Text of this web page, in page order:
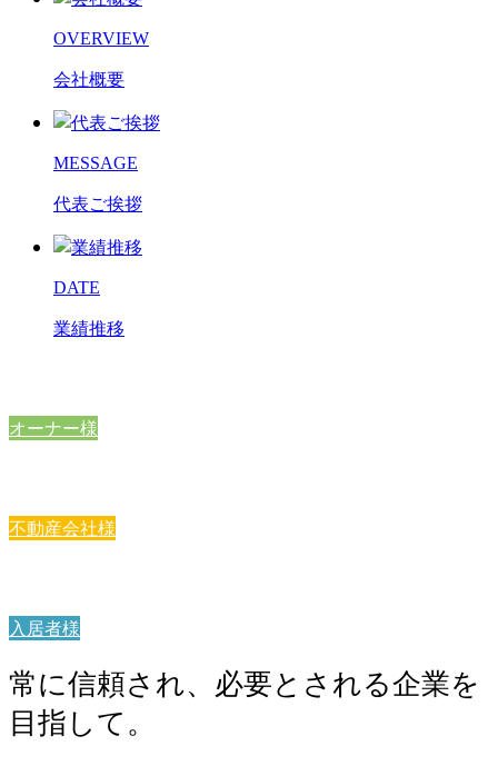
OVERVIEW
会社概要
MESSAGE
代表ご挨拶
DATE
業績推移
オーナー様
不動産会社様
入居者様
常に信頼され、必要とされる企業を
目指して。